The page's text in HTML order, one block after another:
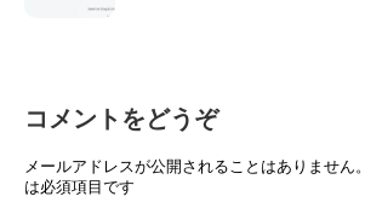
コメントをどうぞ
メールアドレスが公開されることはありません。
は必須項目です